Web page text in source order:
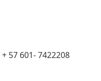
+ 57 601- 7422208